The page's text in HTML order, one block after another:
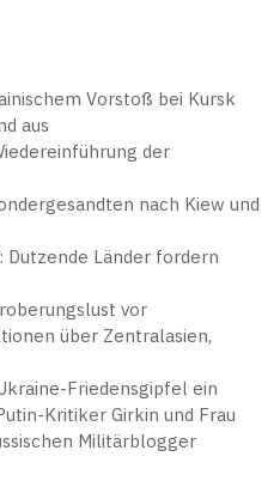
Vorstoß bei Kursk
aus
der
nach Kiew und
Dutzende Länder fordern
vor
über Zentralasien,
Friedensgipfel ein
Kritiker Girkin und Frau
Militärblogger